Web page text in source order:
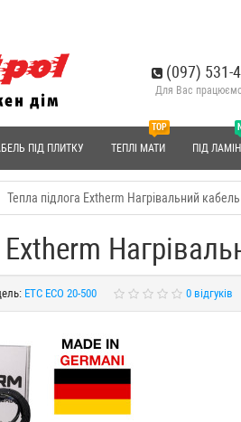
(097) 531-
Для Вас
ПІД ПЛИТКУ
TOP
ТЕПЛІ МАТИ ПІД
Тепла підлога Extherm Нагрівальний
ETC ECO 20­-500 0 відгуків